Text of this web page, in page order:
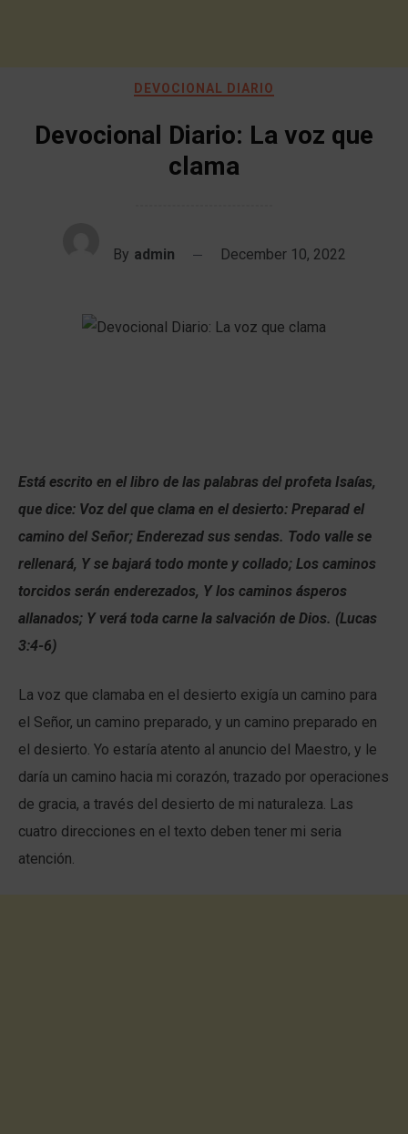
DEVOCIONAL DIARIO
Devocional Diario: La voz que
clama
By admin December 10, 2022
Está escrito en el libro de las palabras del profeta Isaías,
que dice: Voz del que clama en el desierto: Preparad el
camino del Señor; Enderezad sus sendas. Todo valle se
rellenará, Y se bajará todo monte y collado; Los caminos
torcidos serán enderezados, Y los caminos ásperos
allanados; Y verá toda carne la salvación de Dios. (Lucas
3:4-6)
La voz que clamaba en el desierto exigía un camino para
el Señor, un camino preparado, y un camino preparado en
el desierto. Yo estaría atento al anuncio del Maestro, y le
daría un camino hacia mi corazón, trazado por operaciones
de gracia, a través del desierto de mi naturaleza. Las
cuatro direcciones en el texto deben tener mi seria
atención.